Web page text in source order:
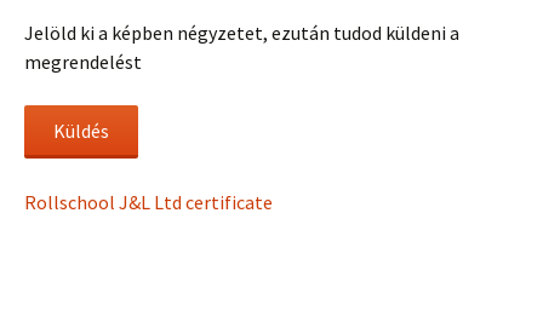
Jelöld ki a képben négyzetet, ezután tudod küldeni a
megrendelést
Rollschool J&L Ltd certificate